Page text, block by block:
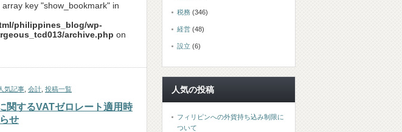
array key "show_bookmark" in
philippines_blog/wp-
archive.php on
人気記事 会計 投稿一覧
関するVATゼロレート適用時
せ
税務 (346)
経営 (48)
設立 (6)
人気の投稿
フィリピンへの外貨持ち込み制限に
ついて